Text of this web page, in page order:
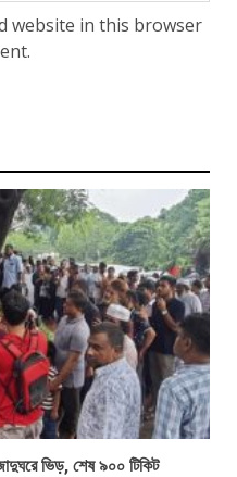
website in this browser
ভিড়, শেষ ৯০০ টিকিট